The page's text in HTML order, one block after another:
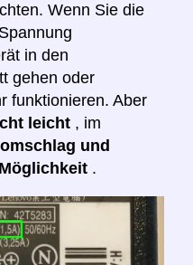
Wenn Sie die
in den
gehen oder
funktionieren. Aber
leicht , im
und
.